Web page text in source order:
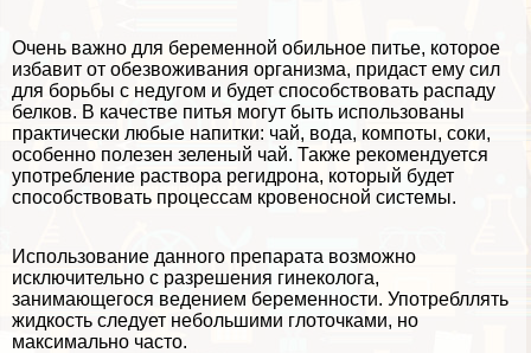
Очень важно для беременной обильное питье, которое
избавит от обезвоживания организма, придаст ему сил
для борьбы с недугом и будет способствовать распаду
белков. В качестве питья могут быть использованы
пpaктически любые напитки: чай, вода, компоты, соки,
особенно полезен зеленый чай. Также рекомендуется
употрeбление раствора регидрона, который будет
способствовать процессам кровеносной системы.
Использование данного препарата возможно
исключительно с разрешения гинеколога,
занимающегося ведением беременности. Употрeбллять
жидкость следует небольшими глоточками, но
максимально часто.